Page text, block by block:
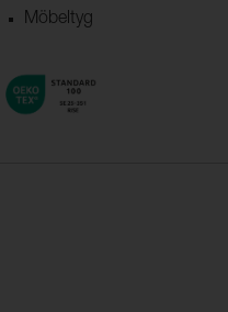
Möbeltyg